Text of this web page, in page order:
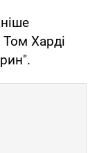
Том Харді